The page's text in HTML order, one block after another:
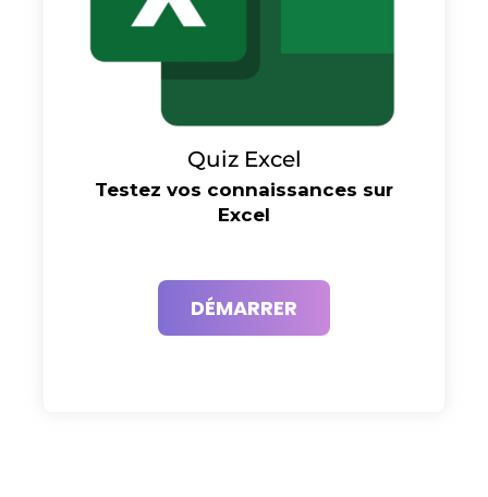
Quiz Excel
Testez vos connaissances sur
Excel